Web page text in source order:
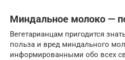
Миндальное молоко —
Вегетарианцам пригодится
польза и вред миндального
информированными обо всех